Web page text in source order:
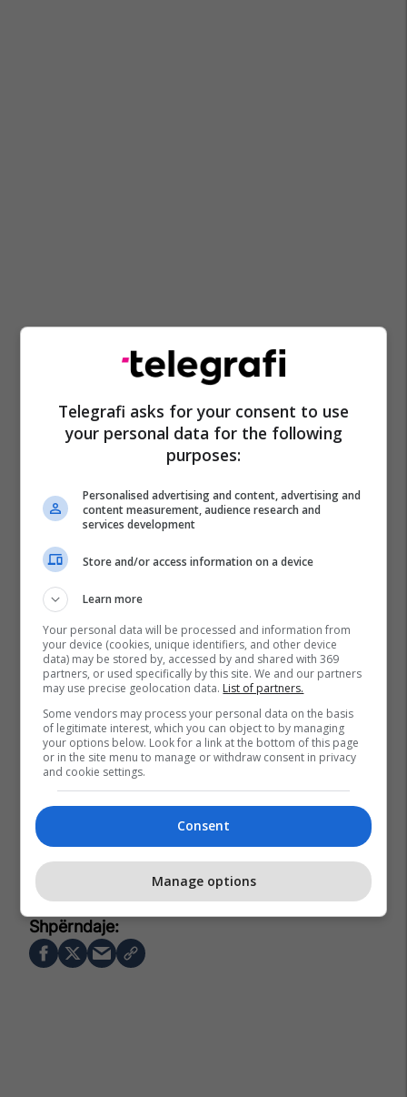
Federata Sindikale E Punetorëve Të Sektorit Privat Të
Kosovës
Jusuf Azemi
Prishtina Lokale Shkollat E Prishtinës
Telegrafi asks for your consent to use
your personal data for the following
purposes:
Personalised advertising and content, advertising and
content measurement, audience research and
services development
Store and/or access information on a device
Learn more
Your personal data will be processed and information from
your device (cookies, unique identifiers, and other device
data) may be stored by, accessed by and shared with 369
partners, or used specifically by this site. We and our partners
may use precise geolocation data. List of partners.
Some vendors may process your personal data on the basis
of legitimate interest, which you can object to by managing
your options below. Look for a link at the bottom of this page
or in the site menu to manage or withdraw consent in privacy
and cookie settings.
Consent
Manage options